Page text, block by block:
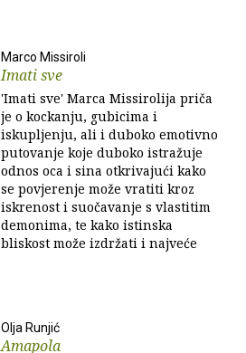
Marco Missiroli
Imati sve
'Imati sve' Marca Missirolija priča
je o kockanju, gubicima i
iskupljenju, ali i duboko emotivno
putovanje koje duboko istražuje
odnos oca i sina otkrivajući kako
se povjerenje može vratiti kroz
iskrenost i suočavanje s vlastitim
demonima, te kako istinska
bliskost može izdržati i najveće
Olja Runjić
Amapola